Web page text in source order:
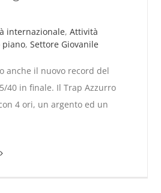
Mixed Team
internazionale,Attività
piano,Settore Giovanile
anche il nuovo record del
40 in finale. Il Trap Azzurro
4 ori, un argento ed un